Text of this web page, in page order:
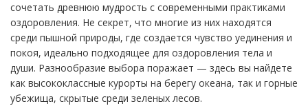
сочетать древнюю мудрость с современными практиками
оздоровления. Не секрет, что многие из них находятся
среди пышной природы, где создается чувство уединения и
покоя, идеально подходящее для оздоровления тела и
души. Разнообразие выбора поражает — здесь вы найдете
как высококлассные курорты на берегу океана, так и горные
убежища, скрытые среди зеленых лесов.